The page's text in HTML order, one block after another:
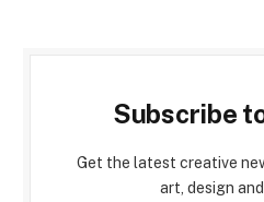
Subscribe
Get the latest creative
art, design